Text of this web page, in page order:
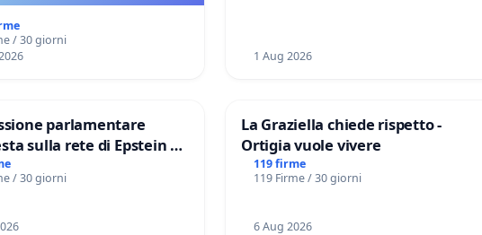
/ 30 giorni
1 Aug 2026
parlamentare
sulla rete di Epstein e
verità sugli Epstein
/ 30 giorni
La Graziella chiede rispetto -
Ortigia vuole vivere
119 firme
119 Firme / 30 giorni
6 Aug 2026